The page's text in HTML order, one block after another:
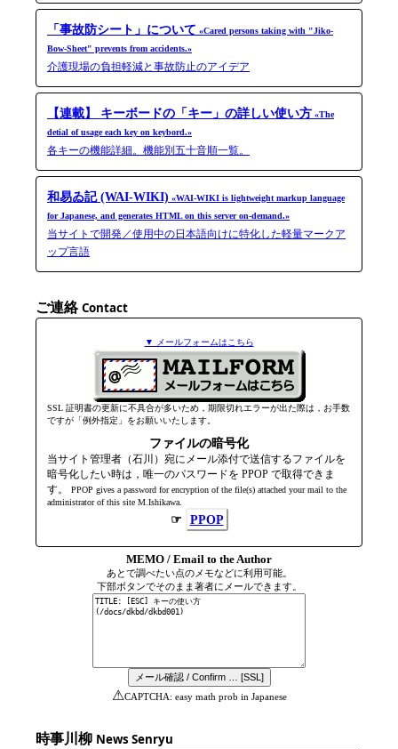
「事故防シート」について «Cared persons taking with "Jiko-​
Bow-​Sheet" prevents from accidents.»
介護現場の負担軽減と事故防止のアイデア
【連載】 キーボードの「キー」の詳しい使い方 «The
detial of usage each key on keybord.»
各キーの機能詳細。機能別五十音順一覧。
和易ゐ記 (WAI-WIKI) «WAI-WIKI is light­weight markup language
for Japanese, and generates HTML on this server on-​demand.»
当サイトで開発／使用中の日本語向けに特化した軽量マークア
ップ言語
ご連絡Contact
▼ メールフォームはこちら
SSL 証明書の更新に不具合が多いため，期限切れエラーが出た際は，お手数
ですが「例外指定」をお願いいたします。
ファイルの暗号化
当サイト管理者（石川）宛にメール添付で送信するファイルを
暗号化したい時は，唯一のパスワードを PPOP で取得できま
す。
PPOP gives a password for encryption of the file(s) attached your mail to the
admini­strator of this site M.Ishikawa.
☞ PPOP
MEMO / Email to the Author
あとで調べたい点のメモなどに利用可能。
下部ボタンでそのまま著者にメールできます。
⚠CAPTCHA: easy math prob in Japanese
時事川柳 News Senryu